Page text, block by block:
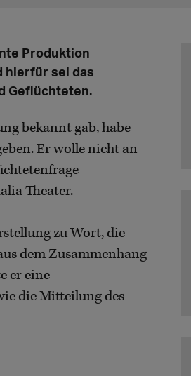
Produktion
hierfür sei das
Geflüchteten.
bekannt gab, habe
Er wolle nicht an
Theater.
zu Wort, die
dem Zusammenhang
er eine
die Mitteilung des